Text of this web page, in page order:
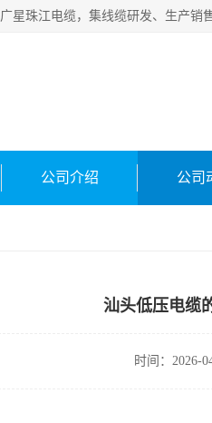
公司介绍 公司
汕头低压电缆
时间：2026-